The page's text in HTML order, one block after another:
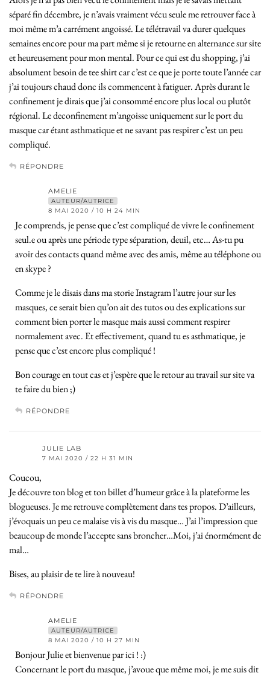
séparé fin décembre, je n’avais vraiment vécu seule me retrouver face à
moi même m’a carrément angoissé. Le télétravail va durer quelques
semaines encore pour ma part même si je retourne en alternance sur site
et heureusement pour mon mental. Pour ce qui est du shopping, j’ai
absolument besoin de tee shirt car c’est ce que je porte toute l’année car
j’ai toujours chaud donc ils commencent à fatiguer. Après durant le
confinement je dirais que j’ai consommé encore plus local ou plutôt
régional. Le deconfinement m’angoisse uniquement sur le port du
masque car étant asthmatique et ne savant pas respirer c’est un peu
compliqué.
RÉPONDRE
AMELIE
AUTEUR/AUTRICE
8 MAI 2020 / 10 H 24 MIN
Je comprends, je pense que c’est compliqué de vivre le confinement
seul.e ou après une période type séparation, deuil, etc… As-tu pu
avoir des contacts quand même avec des amis, même au téléphone ou
en skype ?
Comme je le disais dans ma storie Instagram l’autre jour sur les
masques, ce serait bien qu’on ait des tutos ou des explications sur
comment bien porter le masque mais aussi comment respirer
normalement avec. Et effectivement, quand tu es asthmatique, je
pense que c’est encore plus compliqué !
Bon courage en tout cas et j’espère que le retour au travail sur site va
te faire du bien ;)
RÉPONDRE
JULIE LAB
7 MAI 2020 / 22 H 31 MIN
Coucou,
Je découvre ton blog et ton billet d’humeur grâce à la plateforme les
blogueuses. Je me retrouve complètement dans tes propos. D’ailleurs,
j’évoquais un peu ce malaise vis à vis du masque… J’ai l’impression que
beaucoup de monde l’accepte sans broncher…Moi, j’ai énormément de
mal…
Bises, au plaisir de te lire à nouveau!
RÉPONDRE
AMELIE
AUTEUR/AUTRICE
8 MAI 2020 / 10 H 27 MIN
Bonjour Julie et bienvenue par ici ! :)
Concernant le port du masque, j’avoue que même moi, je me suis dit